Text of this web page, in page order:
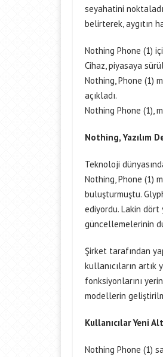
seyahatini
belirterek, aygıtın
Nothing Phone (1)
Cihaz, piyasaya
Nothing, Phone (1)
açıkladı.
Nothing Phone (1),
Nothing, Yazılım
Teknoloji
Nothing, Phone (1)
buluşturmuştu.
ediyordu. Lakin dört
güncellemelerinin
Şirket tarafından
kullanıcıların
fonksiyonlarını
modellerin
Kullanıcılar Yeni
Nothing Phone (1)